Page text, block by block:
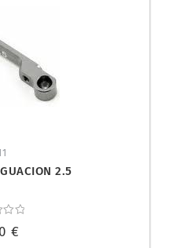
2.5
€